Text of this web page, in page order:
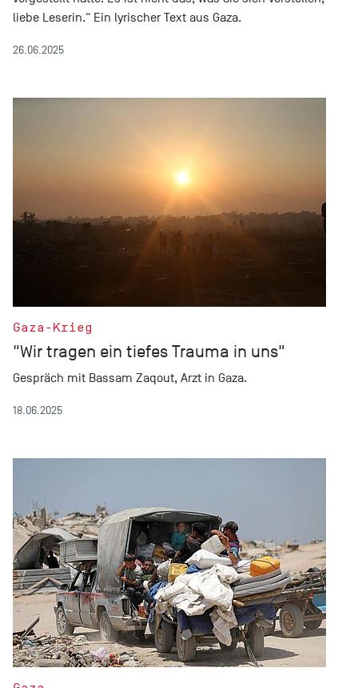
liebe Leserin." Ein lyrischer Text aus Gaza.
26.06.2025
Gaza-Krieg
"Wir tragen ein tiefes Trauma in uns"
Gespräch mit Bassam Zaqout, Arzt in Gaza.
18.06.2025